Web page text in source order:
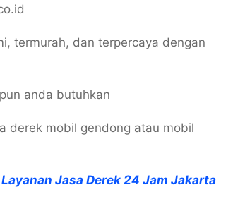
termurah, dan terpercaya dengan
anda butuhkan
derek mobil gendong atau mobil
Jasa Derek 24 Jam Jakarta